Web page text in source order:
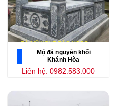
Mộ đá nguyên khối
Khánh Hòa
Liên hệ: 0982.583.000